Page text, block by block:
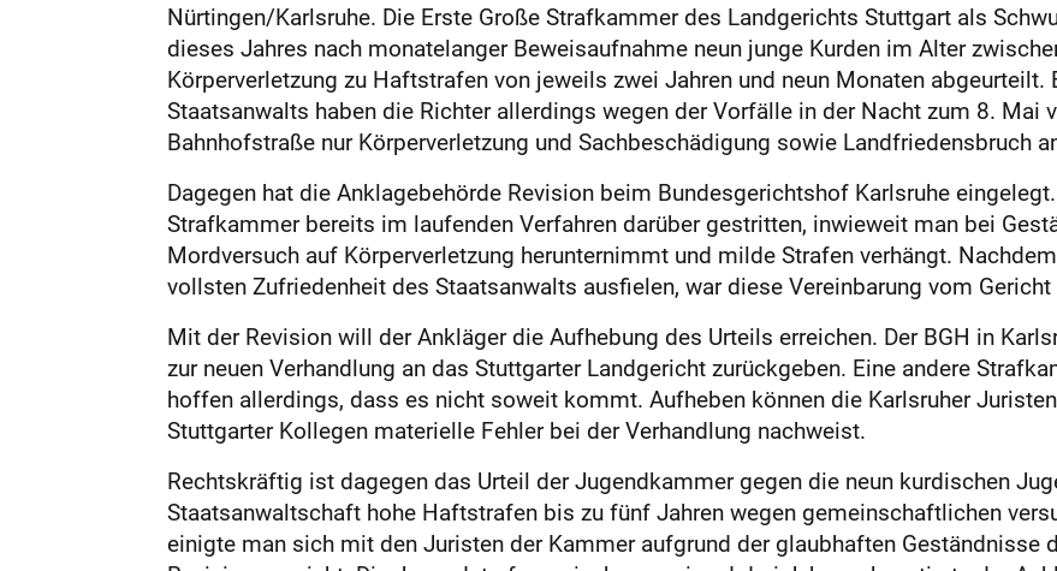
Nürtingen/Karlsruhe. Die Erste Große Strafkammer des Landgerichts Stuttgart als
dieses Jahres nach monatelanger Beweisaufnahme neun junge Kurden im Alter
Körperverletzung zu Haftstrafen von jeweils zwei Jahren und neun Monaten abgeurteilt.
Staatsanwalts haben die Richter allerdings wegen der Vorfälle in der Nacht zum 8. Mai
Bahnhofstraße nur Körperverletzung und Sachbeschädigung sowie Landfriedensbruch
Dagegen hat die Anklagebehörde Revision beim Bundesgerichtshof Karlsruhe
Strafkammer bereits im laufenden Verfahren darüber gestritten, inwieweit man bei
Mordversuch auf Körperverletzung herunternimmt und milde Strafen verhängt.
vollsten Zufriedenheit des Staatsanwalts ausfielen, war diese Vereinbarung vom
Mit der Revision will der Ankläger die Aufhebung des Urteils erreichen. Der BGH in
zur neuen Verhandlung an das Stuttgarter Landgericht zurückgeben. Eine andere
hoffen allerdings, dass es nicht soweit kommt. Aufheben können die Karlsruher
Stuttgarter Kollegen materielle Fehler bei der Verhandlung nachweist.
Rechtskräftig ist dagegen das Urteil der Jugendkammer gegen die neun kurdischen
Staatsanwaltschaft hohe Haftstrafen bis zu fünf Jahren wegen gemeinschaftlichen
einigte man sich mit den Juristen der Kammer aufgrund der glaubhaften Geständnisse